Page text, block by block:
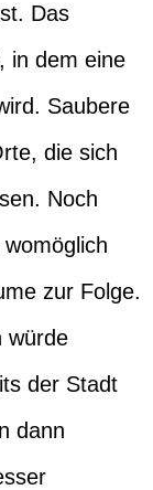
Das
in dem eine
Saubere
die sich
Noch
zur Folge.
würde
der Stadt
dann